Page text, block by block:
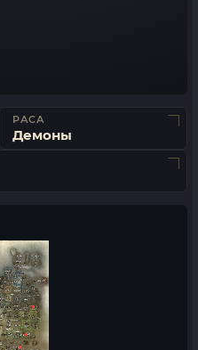
РАСА
Демоны